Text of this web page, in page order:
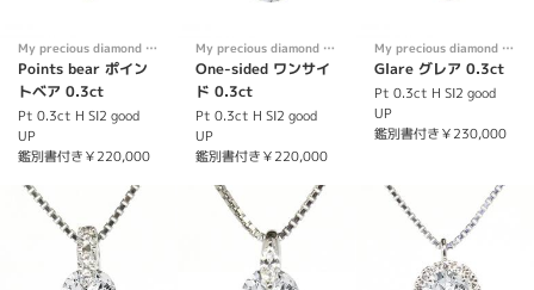
My precious diamond Necklace
Points bear ポイン
トベア 0.3ct
Pt 0.3ct H SI2 good
UP
鑑別書付き￥220,000
My precious diamond Necklace
One-sided ワンサイ
ド 0.3ct
Pt 0.3ct H SI2 good
UP
鑑別書付き￥220,000
My precious diamond Necklace
Glare グレア 0.3ct
Pt 0.3ct H SI2 good
UP
鑑別書付き￥230,000